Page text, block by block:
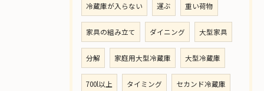
冷蔵庫が入らない 運ぶ 重い荷物
家具の組み立て ダイニング 大型家具
分解 家庭用大型冷蔵庫 大型冷蔵庫
700l以上 タイミング セカンド冷蔵庫